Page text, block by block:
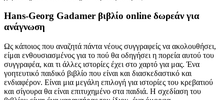
Hans-Georg Gadamer βιβλίο online δωρεάν για
ανάγνωση
Ως κάποιος που αναζητά πάντα νέους συγγραφείς να ακολουθήσει,
είμαι ενθουσιασμένος για το πού θα οδηγήσει η πορεία αυτού του
συγγραφέα, και τι άλλες ιστορίες έχει στο χαρτό για μας. Ένα
γοητευτικό παιδικό βιβλίο που είναι και διασκεδαστικό και
ενδιαφέρον. Είναι μια μεγάλη επιλογή για ιστορίες του κρεβατιού
και σίγουρα θα είναι επιτυχημένο στα παιδιά. Η σχεδίαση του